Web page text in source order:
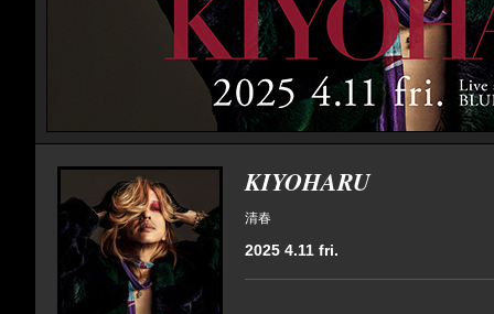
KIYOHARU
清春
2025 4.11 fri.